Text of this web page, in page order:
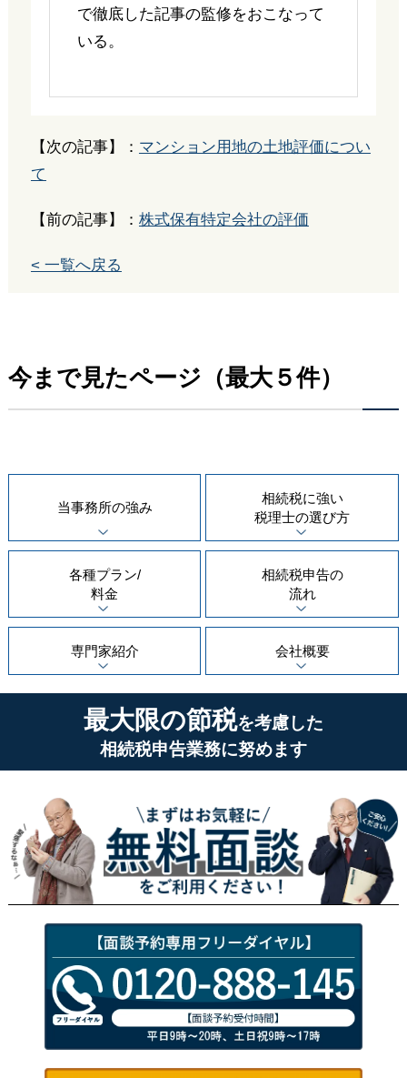
で徹底した記事の監修をおこなって
いる。
【次の記事】： マンション用地の土地評価につい
て
【前の記事】： 株式保有特定会社の評価
< 一覧へ戻る
今まで見たページ（最大５件）
当事務所の強み
相続税に強い
税理士の選び方
各種プラン/
料金
相続税申告の
流れ
専門家紹介 会社概要
最大限の節税を考慮した
相続税申告業務に努めます